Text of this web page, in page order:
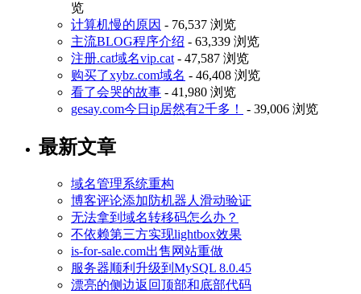
览
计算机慢的原因 - 76,537 浏览
主流BLOG程序介绍 - 63,339 浏览
注册.cat域名vip.cat - 47,587 浏览
购买了xybz.com域名 - 46,408 浏览
看了会哭的故事 - 41,980 浏览
gesay.com今日ip居然有2千多！
- 39,006 浏览
最新文章
域名管理系统重构
博客评论添加防机器人滑动验证
无法拿到域名转移码怎么办？
不依赖第三方实现lightbox效果
is-for-sale.com出售网站重做
服务器顺利升级到MySQL 8.0.45
漂亮的侧边返回顶部和底部代码